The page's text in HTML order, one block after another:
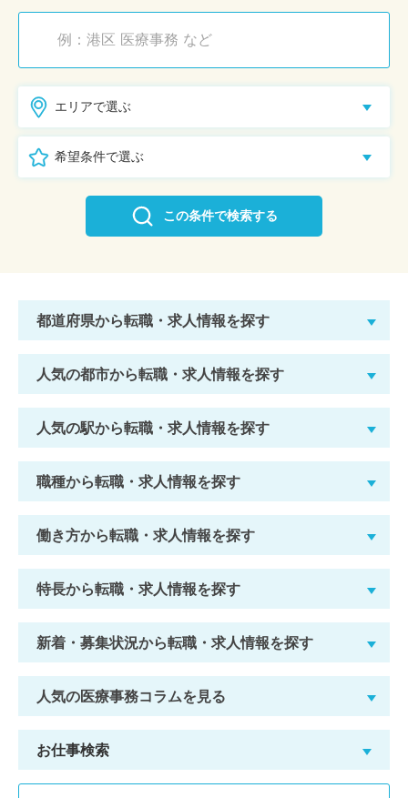
エリアで選ぶ
希望条件で選ぶ
この条件で検索する
都道府県から転職・求人情報を探す
人気の都市から転職・求人情報を探す
人気の駅から転職・求人情報を探す
職種から転職・求人情報を探す
働き方から転職・求人情報を探す
特長から転職・求人情報を探す
新着・募集状況から転職・求人情報を探す
人気の医療事務コラムを見る
お仕事検索